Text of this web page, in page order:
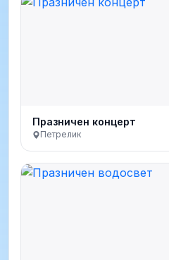
Празничен концерт
Петрелик